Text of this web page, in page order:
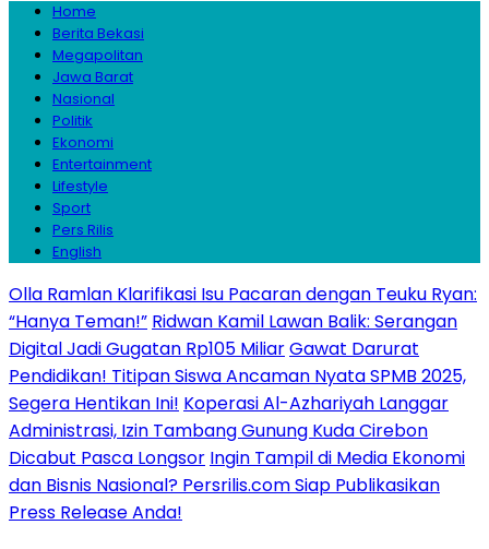
Home
Berita Bekasi
Megapolitan
Jawa Barat
Nasional
Politik
Ekonomi
Entertainment
Lifestyle
Sport
Pers Rilis
English
Olla Ramlan Klarifikasi Isu Pacaran dengan Teuku Ryan:
“Hanya Teman!” Ridwan Kamil Lawan Balik: Serangan
Digital Jadi Gugatan Rp105 MiliarGawat Darurat
Pendidikan! Titipan Siswa Ancaman Nyata SPMB 2025,
Segera Hentikan Ini! Koperasi Al-Azhariyah Langgar
Administrasi, Izin Tambang Gunung Kuda Cirebon
Dicabut Pasca Longsor Ingin Tampil di Media Ekonomi
dan Bisnis Nasional? Persrilis.com Siap Publikasikan
Press Release Anda!